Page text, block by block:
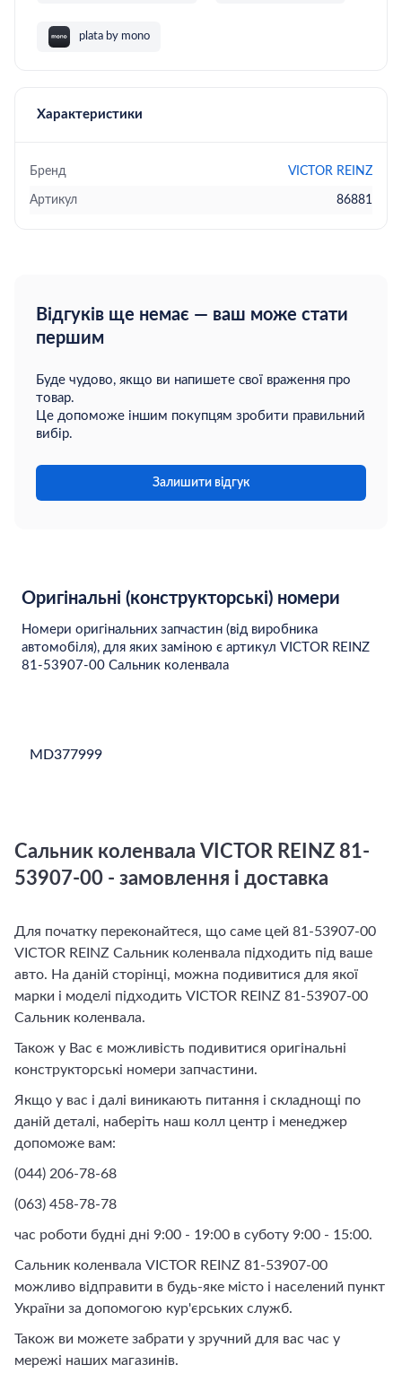
plata by mono
Характеристики
Бренд VICTOR REINZ
Артикул 86881
Відгуків ще немає — ваш може стати
першим
Буде чудово, якщо ви напишете свої враження про
товар.
Це допоможе іншим покупцям зробити правильний
вибір.
Залишити відгук
Оригінальні (конструкторські) номери
Номери оригінальних запчастин (від виробника
автомобіля), для яких заміною є артикул VICTOR REINZ
81-53907-00 Сальник коленвала
MD377999
Сальник коленвала VICTOR REINZ 81-
53907-00 - замовлення і доставка
Для початку переконайтеся, що саме цей 81-53907-00
VICTOR REINZ Сальник коленвала підходить під ваше
авто. На даній сторінці, можна подивитися для якої
марки і моделі підходить VICTOR REINZ 81-53907-00
Сальник коленвала.
Також у Вас є можливість подивитися оригінальні
конструкторські номери запчастини.
Якщо у вас і далі виникають питання і складнощі по
даній деталі, наберіть наш колл центр і менеджер
допоможе вам:
(044) 206-78-68
(063) 458-78-78
час роботи будні дні 9:00 - 19:00 в суботу 9:00 - 15:00.
Сальник коленвала VICTOR REINZ 81-53907-00
можливо відправити в будь-яке місто і населений пункт
України за допомогою кур'єрських служб.
Також ви можете забрати у зручний для вас час у
мережі наших магазинів.